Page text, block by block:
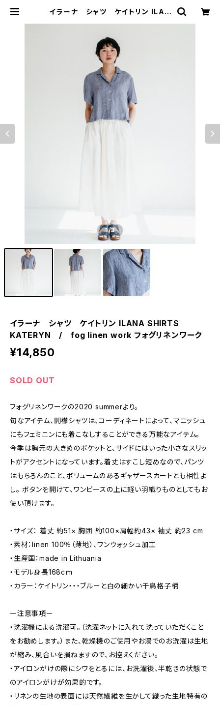
イラーナ シャツ ケイトリン ILAN
design store
1/3
イラーナ シャツ ケイトリン ILANA SHIRTS
KATERYN / fog linen work フォグリネンワーク
¥14,850
SOLD OUT
フォグリネンワークの2020 summerより。
旬なアイテム、開襟シャツは、コーディネートによって、マニッシュ
にもフェミニンにも着こなしすることができる万能なアイテム。
今季は胸元の大きめのポケットと、サイドにはいった小さなスリッ
トがアクセントになっています。着丈はすこし短めなので、パンツ
はもちろんのこと、ボリュームのあるギャザースカートとも相性よ
し。 ボタンを開けて、ワンピースの上に軽い羽織りものとしてもお
使い頂けます。
・サイズ： 着丈 約51× 胸囲 約100×肩幅約43× 袖丈 約23 cm
・素材：linen 100％（薄地）、ワンウォッシュ加工
・生産国：made in Lithuania
・モデル身長168cｍ
・カラー：ケイトリン・・・ブルーと白の細かい千鳥格子柄
ー注意事項ー
・洗濯機による洗濯可。（洗濯ネットに入れて洗っていただくこと
をお勧めします。）また、乾燥機のご使用やお湯でのお洗濯は生地
が縮み、風合いを損ねますので、お控えください。
・アイロンがけの際にシワをとるには、お洗濯後、半乾きの状態で
のアイロンがけが効果的です。
・リネンの生地の表面には天然繊維を生かして織った生地特有の